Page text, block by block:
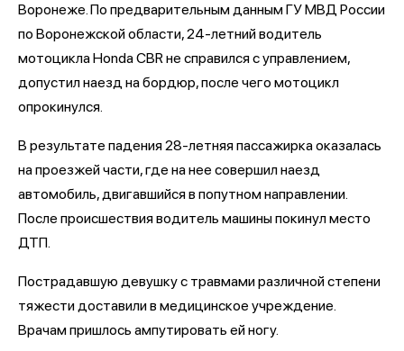
Воронеже. По предварительным данным ГУ МВД России
по Воронежской области, 24-летний водитель
мотоцикла Honda CBR не справился с управлением,
допустил наезд на бордюр, после чего мотоцикл
опрокинулся.
В результате падения 28-летняя пассажирка оказалась
на проезжей части, где на нее совершил наезд
автомобиль, двигавшийся в попутном направлении.
После происшествия водитель машины покинул место
ДТП.
Пострадавшую девушку с травмами различной степени
тяжести доставили в медицинское учреждение.
Врачам пришлось ампутировать ей ногу.